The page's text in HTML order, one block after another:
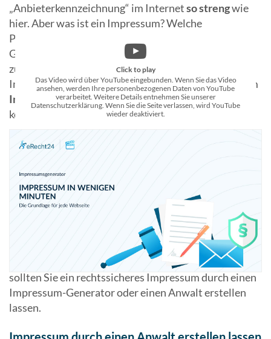
„Anbieterkennzeichnung“ im Internetso strengwie
hier. Aber was ist ein Impressum? Welche
Pflichtangaben sind Bestandteil des Impressums?
Generator, Anwalt oder Muster – Was gibt’s jeweils
zu beachten? Welche Regelungen rund ums
Impressum zu beachten sind und wie Sie mit unserem
Impressum-Generatorkostenlos eins erstellen
können, erfahren Sie in diesem Artikel.
Click to play
Das Video wird über YouTube eingebunden. Wenn Sie das Video
ansehen, werden Ihre personenbezogenen Daten von YouTube
verarbeitet. Weitere Details entnehmen Sie unserer
Datenschutzerklärung. Wenn Sie die Seite verlassen, wird YouTube
wieder deaktiviert.
Im Internet kursieren viele verschiedene
Möglichkeiten, ein Impressum für die Website zu
erstellen. Zunächst raten wir Ihnen davon ab, ein
Impressum zu kopieren und auf Ihrer Website
einzufügen. Auch von Muster-Impressen ist eher
abzuraten. Wollen Sie auf Nummer sicher gehen,
sollten Sie ein rechtssicheres Impressum durch einen
Impressum-Generator oder einen Anwalt erstellen
lassen.